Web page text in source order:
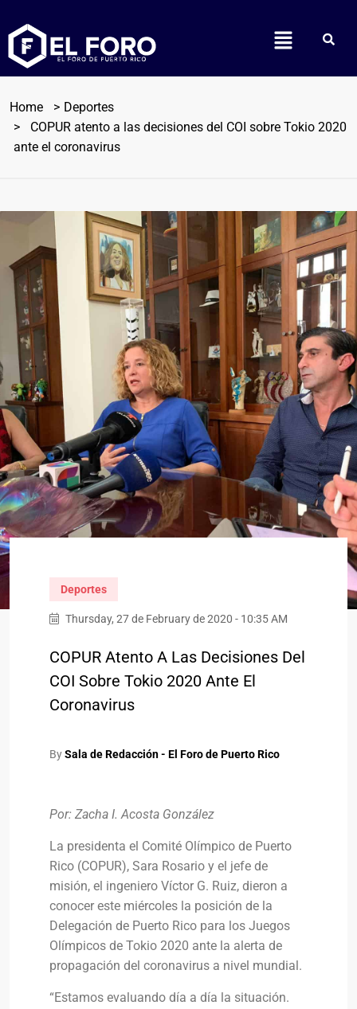
Home
Deportes
COPUR atento a las decisiones del COI sobre Tokio 2020
ante el coronavirus
Deportes
Thursday, 27 de February de 2020 - 10:35 AM
COPUR Atento A Las Decisiones Del
COI Sobre Tokio 2020 Ante El
Coronavirus
BySala de Redacción - El Foro de Puerto Rico
Por: Zacha I. Acosta González
La presidenta el Comité Olímpico de Puerto
Rico (COPUR), Sara Rosario y el jefe de
misión, el ingeniero Víctor G. Ruiz, dieron a
conocer este miércoles la posición de la
Delegación de Puerto Rico para los Juegos
Olímpicos de Tokio 2020 ante la alerta de
propagación del coronavirus a nivel mundial.
“Estamos evaluando día a día la situación.